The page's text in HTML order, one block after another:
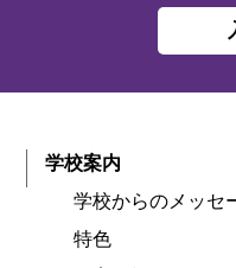
学校案内
学校からのメッセ
特色